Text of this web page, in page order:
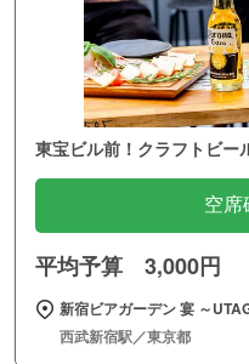
東宝ビル前！クラフトビー
空席
平均予算 3,000円
新宿ビアガーデン 宴 ～
西武新宿駅／東京都